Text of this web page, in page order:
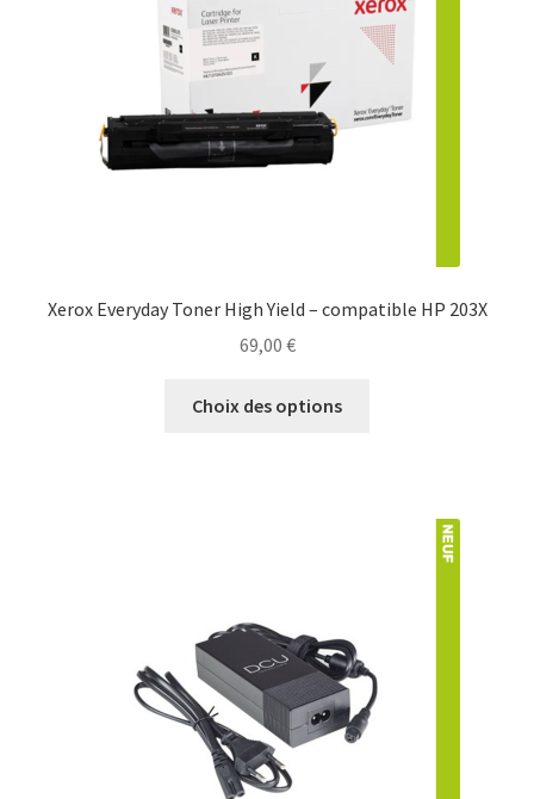
Xerox Everyday Toner High Yield – compatible HP 203X
69,00 €
Choix des options